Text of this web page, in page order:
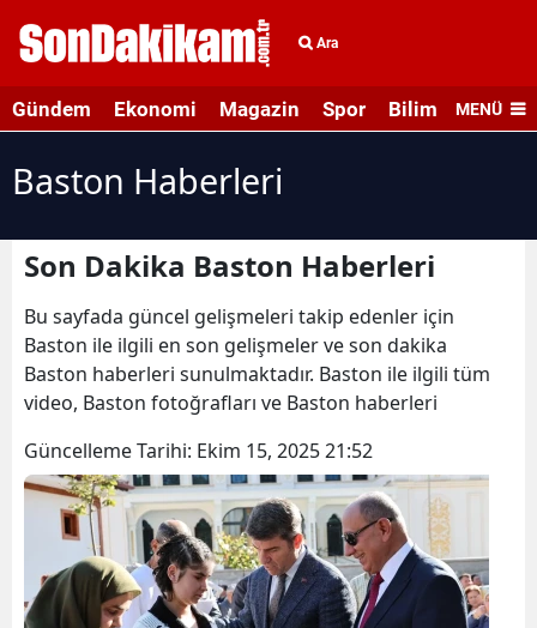
Ara
Gündem Ekonomi Magazin Spor Bilim veMENÜ
Baston Haberleri
Son Dakika Baston Haberleri
Bu sayfada güncel gelişmeleri takip edenler için
Baston ile ilgili en son gelişmeler ve son dakika
Baston haberleri sunulmaktadır. Baston ile ilgili tüm
video, Baston fotoğrafları ve Baston haberleri
Güncelleme Tarihi: Ekim 15, 2025 21:52